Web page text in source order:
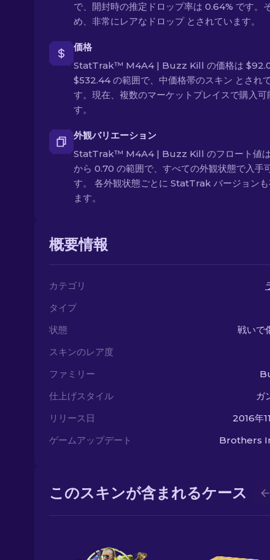
で、開封時の推定ドロップ率は 0.64% です。
め、非常にレアなドロップ とされています。
価格
StatTrak™ M4A4 | Buzz Kill の価格は
$532.44 の範囲で、中価格帯のスキン とされ
す。現在、複数のマーケットプレイスで購入可
す。
外観バリエーション
StatTrak™ M4A4 | Buzz Kill のフロート値
から 0.70 の範囲で、すべての外観状態で入手
す。 各外観状態ごとに StatTrak バージョンも
ます。
概要情報
カテゴリ
タイプ
状態
戦いで
スキンのレア度
ファミリー
仕上げスタイル
ガ
リリース日
2016年
ゲームアップデート
Brothers
このスキンが含まれるケース